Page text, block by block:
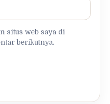
situs web saya di
berikutnya.